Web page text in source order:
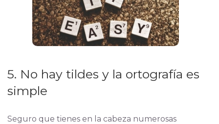
5. No hay tildes y la ortografía es
simple
Seguro que tienes en la cabeza numerosas